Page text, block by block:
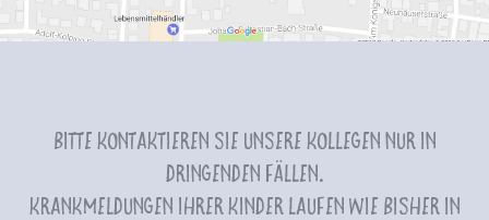
Bitte kontaktieren Sie unsere Kollegen nur in
dringenden Fällen.
Krankmeldungen Ihrer Kinder laufen wie bisher in